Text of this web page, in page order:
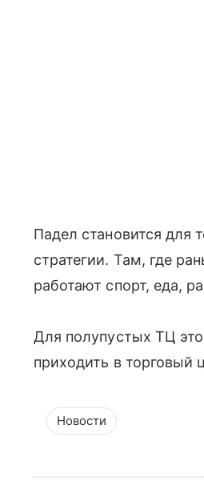
Падел становится для
стратегии. Там, где
работают спорт, еда,
Для полупустых ТЦ
приходить в торговый
Новости